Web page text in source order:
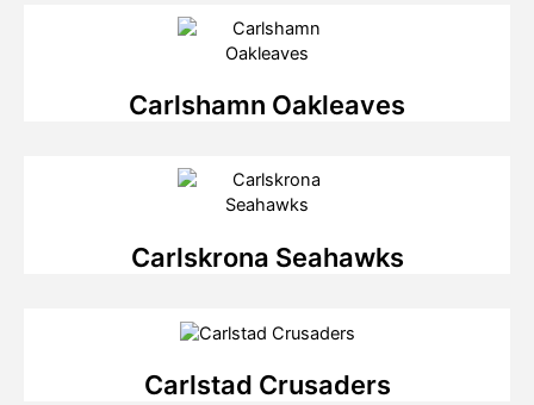
Carlshamn Oakleaves
Carlskrona Seahawks
Carlstad Crusaders